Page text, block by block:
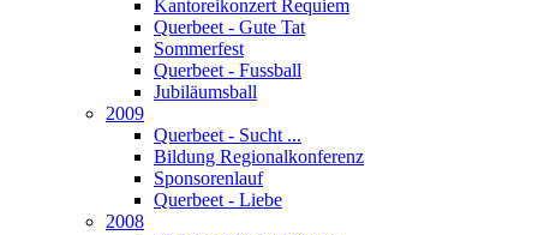
Kantoreikonzert Requiem
Querbeet - Gute Tat
Sommerfest
Querbeet - Fussball
Jubiläumsball
2009
Querbeet - Sucht ...
Bildung Regionalkonferenz
Sponsorenlauf
Querbeet - Liebe
2008